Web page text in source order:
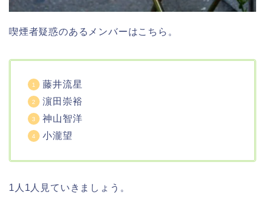
喫煙者疑惑のあるメンバーはこちら。
藤井流星
濵田崇裕
神山智洋
小瀧望
1人1人見ていきましょう。